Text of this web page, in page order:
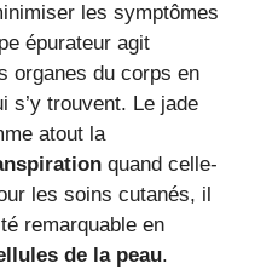
les symptômes
épurateur agit
organes du corps en
s’y trouvent. Le jade
atout la
quand celle-
les soins cutanés, il
remarquable en
de la peau.